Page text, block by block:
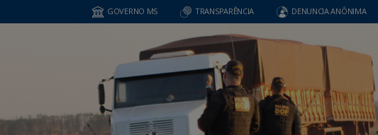
GOVERNO MS TRANSPARÊNCIA DENUNCIA ANÔNIMA